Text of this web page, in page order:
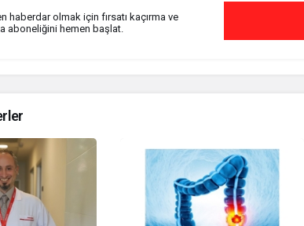
haberdar olmak için fırsatı kaçırma ve
aboneliğini hemen başlat.